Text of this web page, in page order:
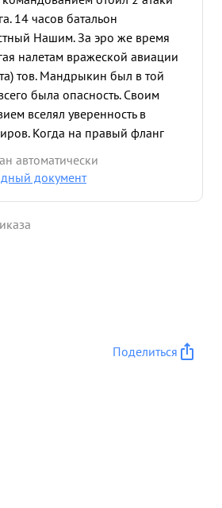
14 часов батальон
Нашим. За эро же время
налетам вражеской авиации
тов. Мандрыкин был в той
была опасность. Своим
вселял уверенность в
Когда на правый фланг
ой ророй двигались 15
замешательство тогда
поджог. атака была
автоматически
документ
Поделиться